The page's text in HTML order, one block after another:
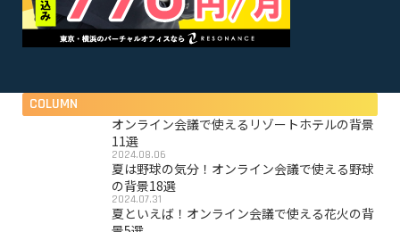
COLUMN
オンライン会議で使えるリゾートホテルの背景
11選
2024.08.06
夏は野球の気分！オンライン会議で使える野球
の背景18選
2024.07.31
夏といえば！オンライン会議で使える花火の背